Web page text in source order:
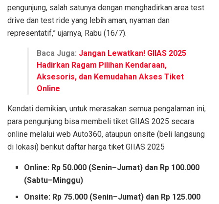
pengunjung, salah satunya dengan menghadirkan area test
drive dan test ride yang lebih aman, nyaman dan
representatif,” ujarnya, Rabu (16/7).
Baca Juga: Jangan Lewatkan! GIIAS 2025
Hadirkan Ragam Pilihan Kendaraan,
Aksesoris, dan Kemudahan Akses Tiket
Online
Kendati demikian, untuk merasakan semua pengalaman ini,
para pengunjung bisa membeli tiket GIIAS 2025 secara
online melalui web Auto360, ataupun onsite (beli langsung
di lokasi) berikut daftar harga tiket GIIAS 2025
Online: Rp 50.000 (Senin–Jumat) dan Rp 100.000
(Sabtu–Minggu)
Onsite: Rp 75.000 (Senin–Jumat) dan Rp 125.000